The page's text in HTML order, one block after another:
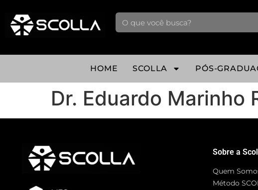
HOME SCOLLA PÓS-
Dr. Eduardo Marinho
Sobre a
Quem
Método